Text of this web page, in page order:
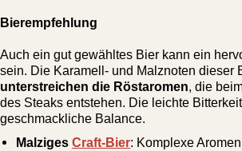
Bierempfehlung
Auch ein gut gewähltes Bier kann ein
sein. Die Karamell- und Malznoten dieser
unterstreichen die Röstaromen, die
des Steaks entstehen. Die leichte
geschmackliche Balance.
Malziges Craft-Bier: Komplexe